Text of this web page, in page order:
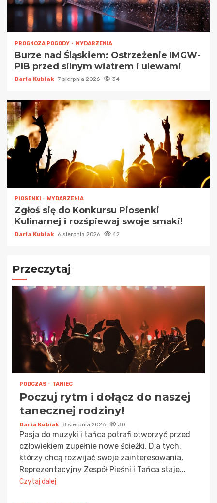
PROGNOZA POGODY WYDARZENIA
Burze nad Śląskiem: Ostrzeżenie IMGW-
PIB przed silnym wiatrem i ulewami
Daria Kubiak 7 sierpnia 2026 34
PIOSENKI WYDARZENIA
Zgłoś się do Konkursu Piosenki
Kulinarnej i rozśpiewaj swoje smaki!
Daria Kubiak 6 sierpnia 2026 42
Przeczytaj
PODCZAS TANIEC
Poczuj rytm i dołącz do naszej
tanecznej rodziny!
Daria Kubiak 8 sierpnia 2026 30
Pasja do muzyki i tańca potrafi otworzyć przed
człowiekiem zupełnie nowe ścieżki. Dla tych,
którzy chcą rozwijać swoje zainteresowania,
Reprezentacyjny Zespół Pieśni i Tańca staje...
Czytaj dalej